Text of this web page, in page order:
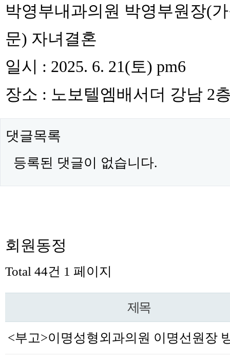
박영부내과의원 박영부원장(
문) 자녀결혼
일시 : 2025. 6. 21(토) pm6
장소 : 노보텔엠배서더 강남 2
댓글목록
등록된 댓글이 없습니다.
회원동정
Total 44건 1 페이지
제목